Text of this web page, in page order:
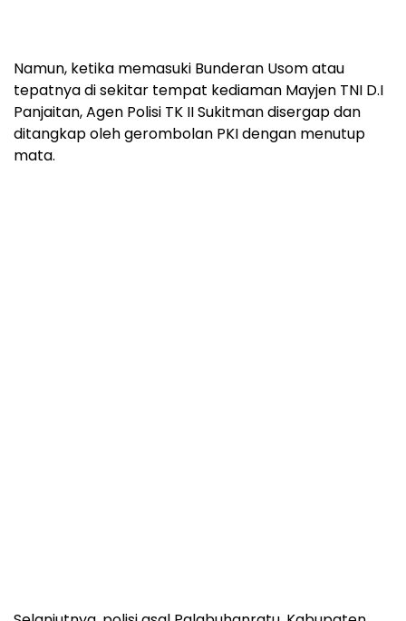
Namun, ketika memasuki Bunderan Usom atau
tepatnya di sekitar tempat kediaman Mayjen TNI D.I
Panjaitan, Agen Polisi TK II Sukitman disergap dan
ditangkap oleh gerombolan PKI dengan menutup
mata.